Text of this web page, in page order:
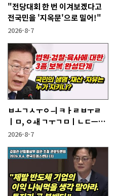
"전당대회 한 번 이겨보겠다고
전국민을 '지옥문'으로 밀어!"
2026-8-7
ㅂㅗㄱㅅㅜㅇㅢ ㅋㅏㄹㅂㅜㄹ
ㅣㅁ, ㅇㅙ ㄱㅜㄱㅁㅣㄴㄷㅡㄹ
ㅇㅣ ㄷㅏㅇㅎㅐㅇㅑ ㅎㅏㄴㅏ?
2026-8-7